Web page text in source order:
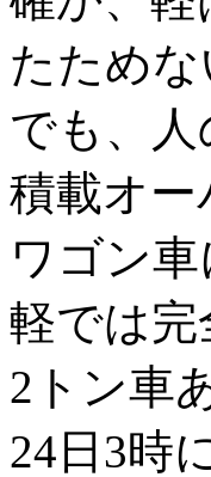
たため
でも、人
積載オ
ワゴン
軽では
2トン車
24日3時